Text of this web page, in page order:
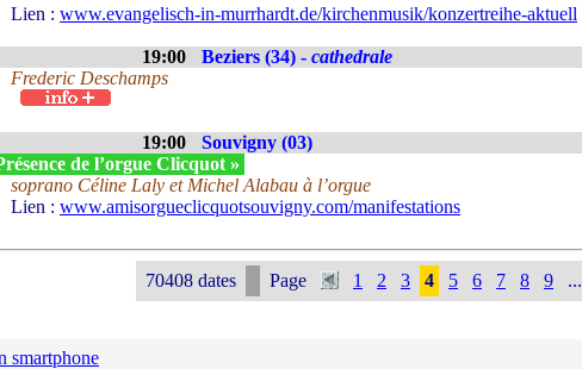
Lien : www.evangelisch-in-murrhardt.de/kirchenmusik/konzertreihe-aktuell
19:00 Beziers (34) - cathedrale
Frederic Deschamps
19:00 Souvigny (03)
de l’orgue Clicquot »
soprano Céline Laly et Michel Alabau à l’orgue
Lien : www.amisorgueclicquotsouvigny.com/manifestations
70408 dates Page 1 2 3 4 5 6 7 8 9 ...
smartphone